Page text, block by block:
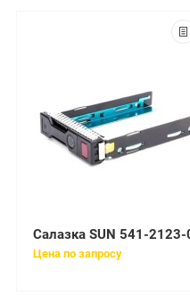
Цена по запросу